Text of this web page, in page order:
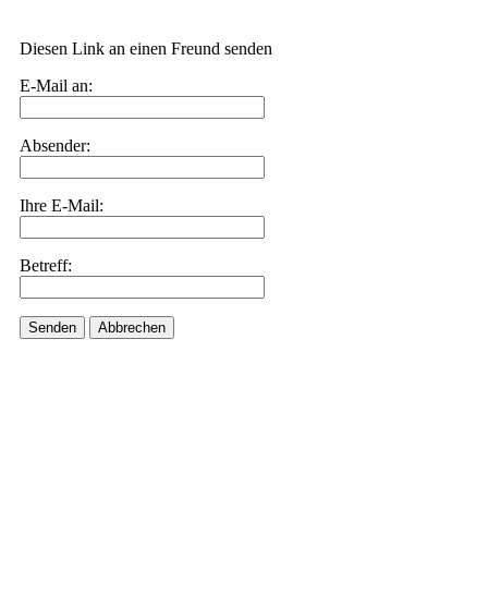
Diesen Link an einen Freund senden
E-Mail an:
Absender:
Ihre E-Mail:
Betreff:
Senden Abbrechen